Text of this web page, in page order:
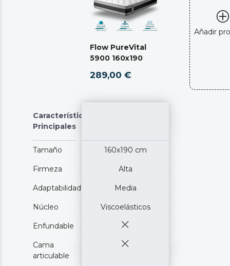
Flow PureVital
5900 160x190
289,00 €
Añadir
Características
Principales
Tamaño 160x190 cm
Firmeza Alta
Adaptabilidad Media
Núcleo Viscoelásticos
Enfundable
Cama
articulable